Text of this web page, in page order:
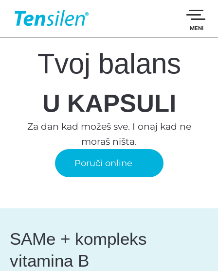
садржај
MENI
Tvoj balans
U KAPSULI
Za dan kad možeš sve. I onaj kad ne
moraš ništa.
Poruči online
SAMe + kompleks
vitamina B